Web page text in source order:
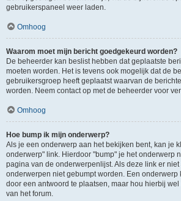
gebruikerspaneel weer laden.
Omhoog
Waarom moet mijn bericht goedgekeurd worden?
De beheerder kan beslist hebben dat geplaatste
moeten worden. Het is tevens ook mogelijk dat de
gebruikersgroep heeft geplaatst waarvan de
worden. Neem contact op met de beheerder voor
Omhoog
Hoe bump ik mijn onderwerp?
Als je een onderwerp aan het bekijken bent, kan je
onderwerp" link. Hierdoor "bump" je het onderwerp
pagina van de onderwerpenlijst. Als deze link er niet
onderwerpen niet gebumpt worden. Een onderwerp
door een antwoord te plaatsen, maar hou hierbij
van het forum.